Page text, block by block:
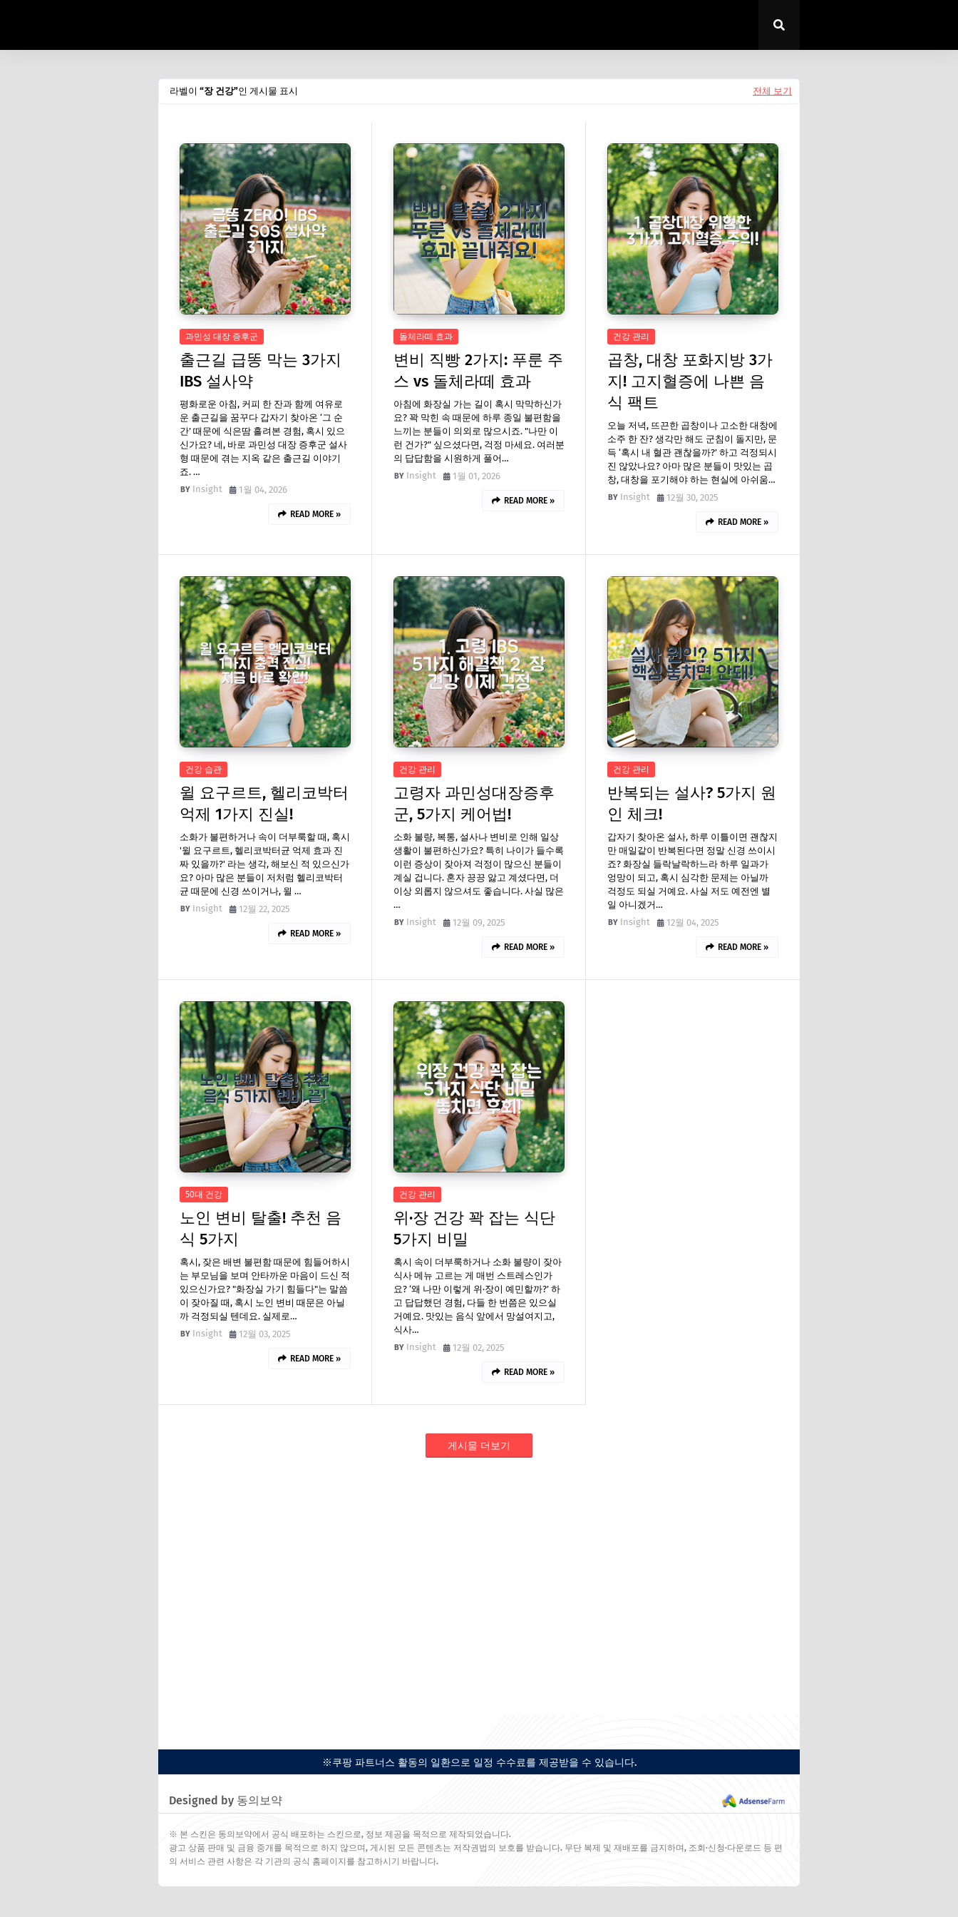
라벨이 장 건강 인 게시물 표시 전체 보기
과민성 대장 증후군
출근길 급똥 막는 3가지
IBS 설사약
평화로운 아침, 커피 한 잔과 함께 여유로
운 출근길을 꿈꾸다 갑자기 찾아온 ‘그 순
간’ 때문에 식은땀 흘려본 경험, 혹시 있으
신가요? 네, 바로 과민성 대장 증후군 설사
형 때문에 겪는 지옥 같은 출근길 이야기
죠. …
Insight
1월 04, 2026
READ MORE »
돌체라떼 효과
변비 직빵 2가지: 푸룬 주
스 vs 돌체라떼 효과
아침에 화장실 가는 길이 혹시 막막하신가
요? 꽉 막힌 속 때문에 하루 종일 불편함을
느끼는 분들이 의외로 많으시죠. "나만 이
런 건가?" 싶으셨다면, 걱정 마세요. 여러분
의 답답함을 시원하게 풀어…
Insight
1월 01, 2026
READ MORE »
건강 관리
곱창, 대창 포화지방 3가
지! 고지혈증에 나쁜 음
식 팩트
오늘 저녁, 뜨끈한 곱창이나 고소한 대창에
소주 한 잔? 생각만 해도 군침이 돌지만, 문
득 ‘혹시 내 혈관 괜찮을까?’ 하고 걱정되시
진 않았나요? 아마 많은 분들이 맛있는 곱
창, 대창을 포기해야 하는 현실에 아쉬움…
Insight
12월 30, 2025
READ MORE »
건강 습관
윌 요구르트, 헬리코박터
억제 1가지 진실!
소화가 불편하거나 속이 더부룩할 때, 혹시
'윌 요구르트, 헬리코박터균 억제 효과 진
짜 있을까?' 라는 생각, 해보신 적 있으신가
요? 아마 많은 분들이 저처럼 헬리코박터
균 때문에 신경 쓰이거나, 윌 …
Insight
12월 22, 2025
READ MORE »
건강 관리
고령자 과민성대장증후
군, 5가지 케어법!
소화 불량, 복통, 설사나 변비로 인해 일상
생활이 불편하신가요? 특히 나이가 들수록
이런 증상이 잦아져 걱정이 많으신 분들이
계실 겁니다. 혼자 끙끙 앓고 계셨다면, 더
이상 외롭지 않으셔도 좋습니다. 사실 많은
…
Insight
12월 09, 2025
READ MORE »
건강 관리
반복되는 설사? 5가지 원
인 체크!
갑자기 찾아온 설사, 하루 이틀이면 괜찮지
만 매일같이 반복된다면 정말 신경 쓰이시
죠? 화장실 들락날락하느라 하루 일과가
엉망이 되고, 혹시 심각한 문제는 아닐까
걱정도 되실 거예요. 사실 저도 예전엔 별
일 아니겠거…
Insight
12월 04, 2025
READ MORE »
50대 건강
노인 변비 탈출! 추천 음
식 5가지
혹시, 잦은 배변 불편함 때문에 힘들어하시
는 부모님을 보며 안타까운 마음이 드신 적
있으신가요? "화장실 가기 힘들다"는 말씀
이 잦아질 때, 혹시 노인 변비 때문은 아닐
까 걱정되실 텐데요. 실제로…
Insight
12월 03, 2025
READ MORE »
건강 관리
위·장 건강 꽉 잡는 식단
5가지 비밀
혹시 속이 더부룩하거나 소화 불량이 잦아
식사 메뉴 고르는 게 매번 스트레스인가
요? ‘왜 나만 이렇게 위·장이 예민할까?’ 하
고 답답했던 경험, 다들 한 번쯤은 있으실
거예요. 맛있는 음식 앞에서 망설여지고,
식사…
Insight
12월 02, 2025
READ MORE »
게시물 더보기
※쿠팡 파트너스 활동의 일환으로 일정 수수료를 제공받을 수 있습니다.
Designed by 동의보약
※ 본 스킨은 동의보약에서 공식 배포하는 스킨으로, 정보 제공을 목적으로 제작되었습니다.
광고 상품 판매 및 금융 중개를 목적으로 하지 않으며, 게시된 모든 콘텐츠는 저작권법의 보호를 받습니다. 무단 복제 및 재배포를 금지하며, 조회·신청·다운로드 등 편
의 서비스 관련 사항은 각 기관의 공식 홈페이지를 참고하시기 바랍니다.